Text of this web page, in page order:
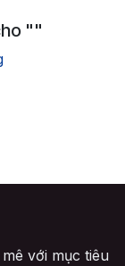
""
với mục tiêu